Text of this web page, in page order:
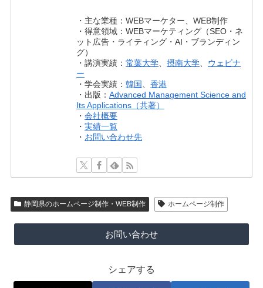
・主な業種：WEBマーケター、WEB制作
・得意領域：WEBマーケティング（SEO・ネ
ット広告・ライティング・AI・ブランディン
グ）
・講演実績：常葉大学 、摂南大学
ウェビナ
ー
・学会実績：韓国 、香港
・出版：Advanced Management Science and
Its Applications（共著）
・会社概要
・実績一覧
・ お問い合わせ先
静岡県のホームページ制作・WEB制作 ホームページ制作
お問い合わせ
シェアする